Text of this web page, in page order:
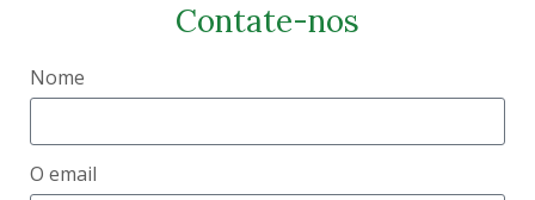
Contate-nos
Nome
O email